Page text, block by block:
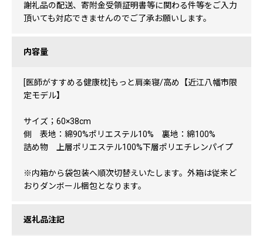
謝礼品の配送、寄附金受領証明書等に関わる件等をご入力
頂いても対応できませんのでご了承お願いします。
内容量
[医師がすすめる健康枕]もっと肩楽寝/高め【近江八幡市限
定モデル】
サイズ；60×38cm
側 表地：綿90%ポリエステル10% 裏地：綿100%
詰め物 上層ポリエステル100%下層ポリエチレンパイプ
※内箱から袋包装へ順次切替えいたします。外箱は従来ど
おりダンボール梱包となります。
返礼品注記